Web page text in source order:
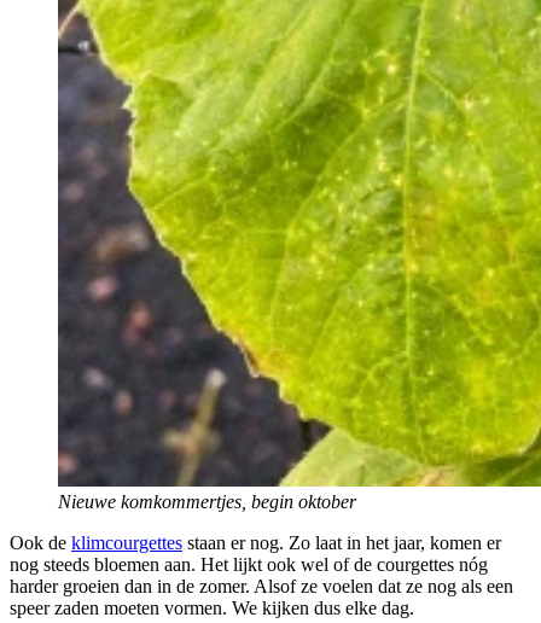
Nieuwe komkommertjes, begin oktober
Ook de klimcourgettes staan er nog. Zo laat in het jaar, komen er
nog steeds bloemen aan. Het lijkt ook wel of de courgettes nóg
harder groeien dan in de zomer. Alsof ze voelen dat ze nog als een
speer zaden moeten vormen. We kijken dus elke dag.